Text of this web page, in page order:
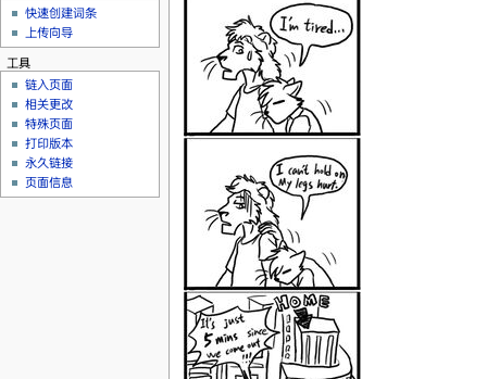
快速创建词条
上传向导
工具
链入页面
相关更改
特殊页面
打印版本
永久链接
页面信息